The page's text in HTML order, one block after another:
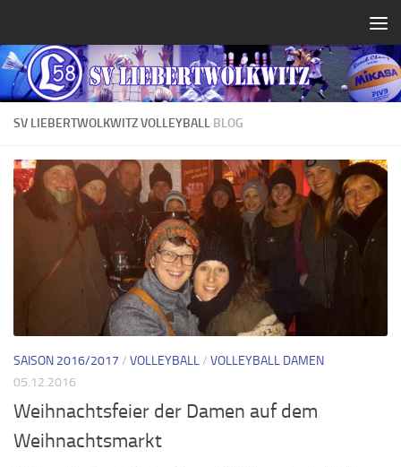
SV LIEBERTWOLKWITZ VOLLEYBALL BLOG
SAISON 2016/2017 / VOLLEYBALL/ VOLLEYBALL DAMEN
05.12.2016
Weihnachtsfeier der Damen auf dem
Weihnachtsmarkt